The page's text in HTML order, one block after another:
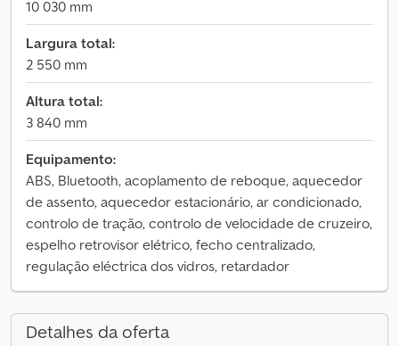
10 030 mm
Largura total:
2 550 mm
Altura total:
3 840 mm
Equipamento:
ABS, Bluetooth, acoplamento de reboque, aquecedor
de assento, aquecedor estacionário, ar condicionado,
controlo de tração, controlo de velocidade de cruzeiro,
espelho retrovisor elétrico, fecho centralizado,
regulação eléctrica dos vidros, retardador
Detalhes da oferta